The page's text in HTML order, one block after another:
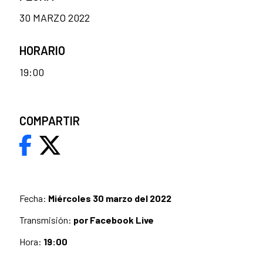
Fecha: Miércoles 30 marzo del 2022
Transmisión: por Facebook Live
Hora: 19:00
30 MARZO 2022
HORARIO
19:00
COMPARTIR